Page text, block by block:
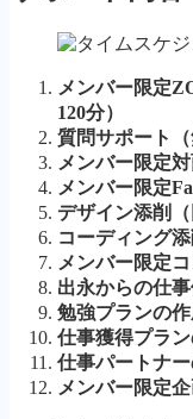
メンバー限定
120分）
質問サポート（
メンバー限定
メンバー限定
デザイン添削（
コーディング
メンバー限定
出永からの仕
勉強プランの
仕事獲得プラ
仕事パートナ
メンバー限定